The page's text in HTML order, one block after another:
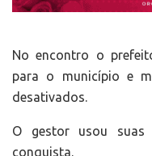
No encontro o
para o município e
desativados.
O gestor usou suas
conquista.